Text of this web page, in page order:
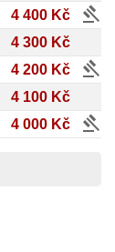
4 400 Kč gavel
4 300 Kč
4 200 Kč gavel
4 100 Kč
4 000 Kč
gavel